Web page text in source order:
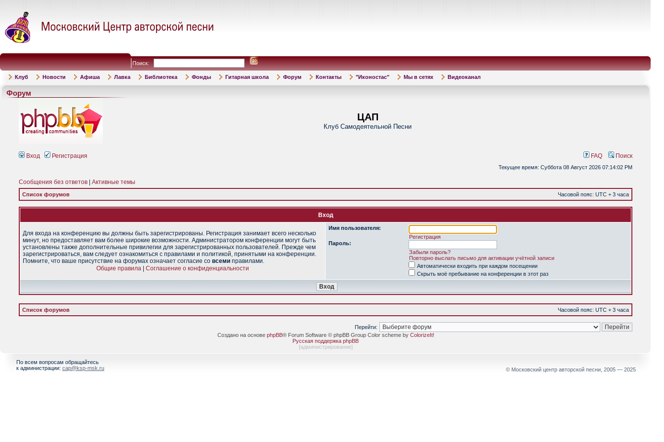
Поиск:
Клуб Новости Афиша Лавка Библиотека Фонды Гитарная школа Форум Контакты "Иконостас" Мы в сетях Видеоканал
Форум
ЦАП
Клуб Самодеятельной Песни
Вход Регистрация FAQ Поиск
Текущее время: Суббота 08 Август 2026 07:14:02 PM
Сообщения без ответов Активные темы
Список форумов Часовой пояс: UTC + 3 часа
Вход
Для входа на конференцию вы должны быть зарегистрированы. Регистрация занимает всего несколько
минут, но предоставляет вам более широкие возможности. Администратором конференции могут быть
установлены также дополнительные привилегии для зарегистрированных пользователей. Прежде чем
зарегистрироваться, вам следует ознакомиться с правилами и политикой, принятыми на конференции.
Помните, что ваше присутствие на форумах означает согласие со всеми правилами.
Общие правила
Соглашение о конфиденциальности
Имя пользователя:
Регистрация
Пароль:
Забыли пароль?
Повторно выслать письмо для активации учётной записи
Автоматически входить при каждом посещении
Скрыть моё пребывание на конференции в этот раз
Список форумов Часовой пояс: UTC + 3 часа
Перейти:
Создано на основе phpBB® Forum Software © phpBB Group Color scheme by ColorizeIt!
Русская поддержка phpBB
[администрирование]
По всем вопросам обращайтесь
к администрации: cap@ksp-msk.ru © Московский центр авторской песни, 2005 — 2025